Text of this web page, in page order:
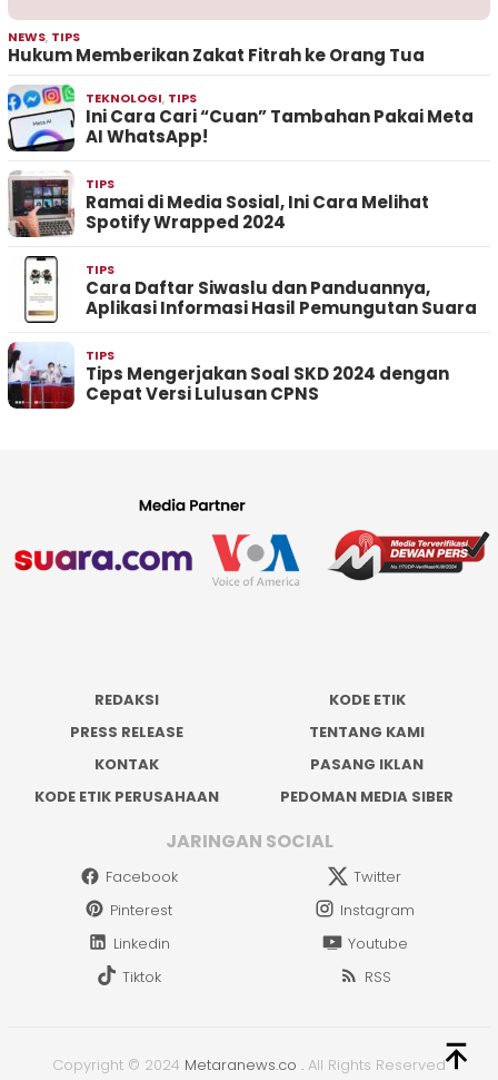
NEWS, TIPS
Hukum Memberikan Zakat Fitrah ke Orang Tua
TEKNOLOGI, TIPS
Ini Cara Cari “Cuan” Tambahan Pakai Meta
AI WhatsApp!
TIPS
Ramai di Media Sosial, Ini Cara Melihat
Spotify Wrapped 2024
TIPS
Cara Daftar Siwaslu dan Panduannya,
Aplikasi Informasi Hasil Pemungutan Suara
TIPS
Tips Mengerjakan Soal SKD 2024 dengan
Cepat Versi Lulusan CPNS
REDAKSI
KODE ETIK
PRESS RELEASE
TENTANG KAMI
KONTAK
PASANG IKLAN
KODE ETIK PERUSAHAAN
PEDOMAN MEDIA SIBER
JARINGAN SOCIAL
Facebook
Twitter
Pinterest
Instagram
Linkedin
Youtube
Tiktok
RSS
Copyright © 2024 Metaranews.co . All Rights Reserved